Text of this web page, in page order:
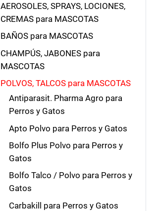
AEROSOLES, SPRAYS, LOCIONES,
CREMAS para MASCOTAS
BAÑOS para MASCOTAS
CHAMPÚS, JABONES para
MASCOTAS
POLVOS, TALCOS para MASCOTAS
Antiparasit. Pharma Agro para
Perros y Gatos
Apto Polvo para Perros y Gatos
Bolfo Plus Polvo para Perros y
Gatos
Bolfo Talco / Polvo para Perros y
Gatos
Carbakill para Perros y Gatos